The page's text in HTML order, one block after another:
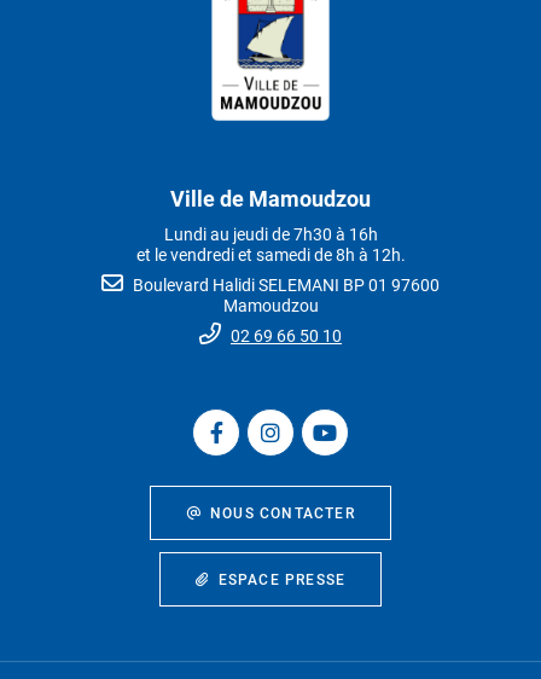
Ville de Mamoudzou
Lundi au jeudi de 7h30 à 16h
et le vendredi et samedi de 8h à 12h.
Boulevard Halidi SELEMANI BP 01 97600
Mamoudzou
02 69 66 50 10
NOUS CONTACTER
ESPACE PRESSE